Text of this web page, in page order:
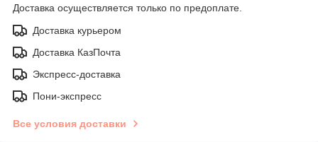
Доставка осуществляется только по предоплате.
Доставка курьером
Доставка КазПочта
Экспресс-доставка
Пони-экспресс
Все условия доставки